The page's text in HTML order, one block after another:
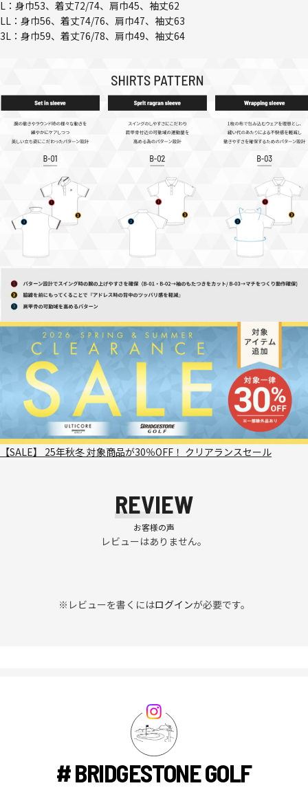
L：身巾53、着丈72/74、肩巾45、袖丈62
LL：身巾56、着丈74/76、肩巾47、袖丈63
3L：身巾59、着丈76/78、肩巾49、袖丈64
【SALE】 25年秋冬 対象商品が30％OFF！ クリアランスセール
REVIEW
お客様の声
レビューはありません。
※レビューを書くにはログインが必要です。
# BRIDGESTONE GOLF